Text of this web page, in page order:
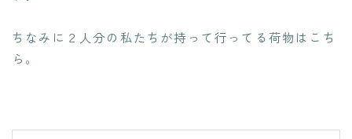
ちなみに２人分の私たちが持って行ってる荷物はこち
ら。